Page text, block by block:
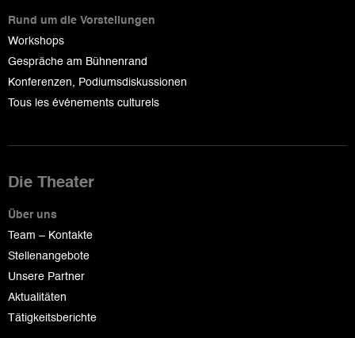
Rund um die Vorstellungen
Workshops
Gespräche am Bühnenrand
Konferenzen, Podiumsdiskussionen
Tous les événements culturels
Die Theater
Über uns
Team – Kontakte
Stellenangebote
Unsere Partner
Aktualitäten
Tätigkeitsberichte